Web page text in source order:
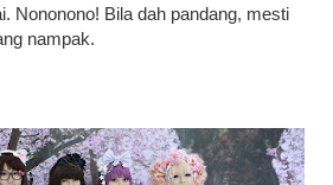
Nononono! Bila dah pandang, mesti
nampak.